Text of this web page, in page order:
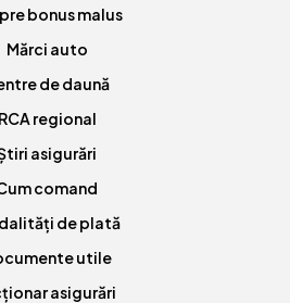
bonus malus
Mărci auto
de daună
RCA regional
asigurări
comand
de plată
utile
asigurări